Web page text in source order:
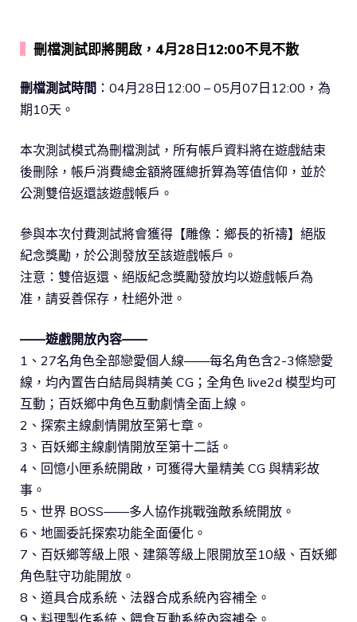
刪檔測試即將開啟，4月28日12:00不見不散
刪檔測試時間 ：04月28日12:00 – 05月07日12:00，為
期10天。
本次測試模式為刪檔測試，所有帳戶資料將在遊戲結束
後刪除，帳戶消費總金額將匯總折算為等值信仰，並於
公測雙倍返還該遊戲帳戶。
參與本次付費測試將會獲得【雕像：鄉長的祈禱】絕版
紀念獎勵，於公測發放至該遊戲帳戶。
注意：雙倍返還、絕版紀念獎勵發放均以遊戲帳戶為
准，請妥善保存，杜絕外泄。
——遊戲開放內容——
1、27名角色全部戀愛個人線——每名角色含2-3條戀愛
線，均內置告白結局與精美 CG；全角色 live2d 模型均可
互動；百妖鄉中角色互動劇情全面上線。
2、探索主線劇情開放至第七章。
3、百妖鄉主線劇情開放至第十二話。
4、回憶小匣系統開啟，可獲得大量精美 CG 與精彩故
事。
5、世界 BOSS——多人協作挑戰強敵系統開放。
6、地圖委託探索功能全面優化。
7、百妖鄉等級上限、建築等級上限開放至10級、百妖鄉
角色駐守功能開放。
8、道具合成系統、法器合成系統內容補全。